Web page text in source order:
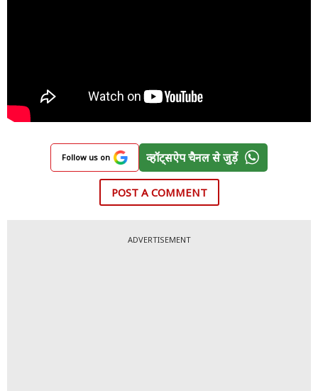
Follow us on व्हॉट्सऐप चैनल से जुड़ें
POST A COMMENT
ADVERTISEMENT